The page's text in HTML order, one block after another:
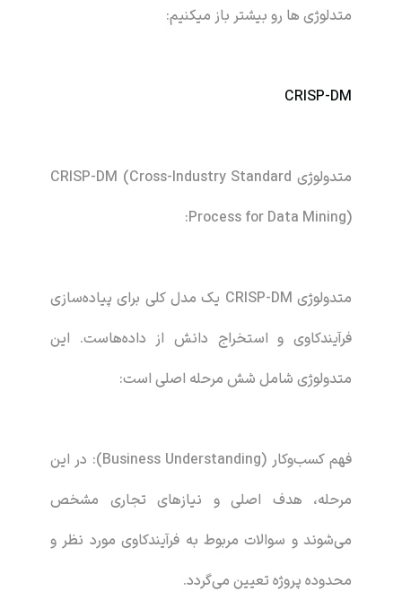
متدلوژی ها رو بیشتر باز میکنیم:
CRISP-DM
متدولوژی CRISP-DM (Cross-Industry Standard
Process for Data Mining):
متدولوژی CRISP-DM یک مدل کلی برای پیاده‌سازی
فرآیندکاوی و استخراج دانش از داده‌هاست. این
متدولوژی شامل شش مرحله اصلی است:
فهم کسب‌وکار (Business Understanding): در این
مرحله، هدف اصلی و نیازهای تجاری مشخص
می‌شوند و سوالات مربوط به فرآیندکاوی مورد نظر و
محدوده پروژه تعیین می‌گردد.